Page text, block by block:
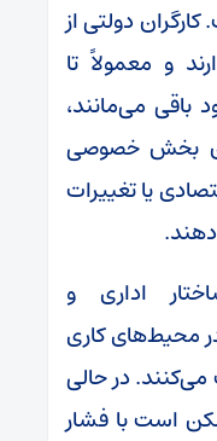
دولتی از
و معمولاً تا
می‌مانند،
بخش خصوصی
یا تغییرات
اداری و
محیط‌های کاری
می‌کنند. در حالی
است با فشار